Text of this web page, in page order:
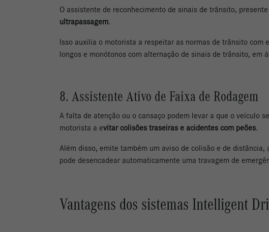
O assistente de reconhecimento de sinais de trânsito,
ultrapassagem.
Isso auxilia o motorista a respeitar as normas de trânsito
longos e monótonos com alternação de sinais de trânsito, em
8. Assistente Ativo de Faixa de Rodagem
A falta de atenção ou o cansaço podem levar a que o veículo
motorista a evitar colisões traseiras e acidentes com peões.
Além disso, emite também um aviso de colisão e de
pode desencadear automaticamente uma travagem de
Vantagens dos sistemas Intelligent